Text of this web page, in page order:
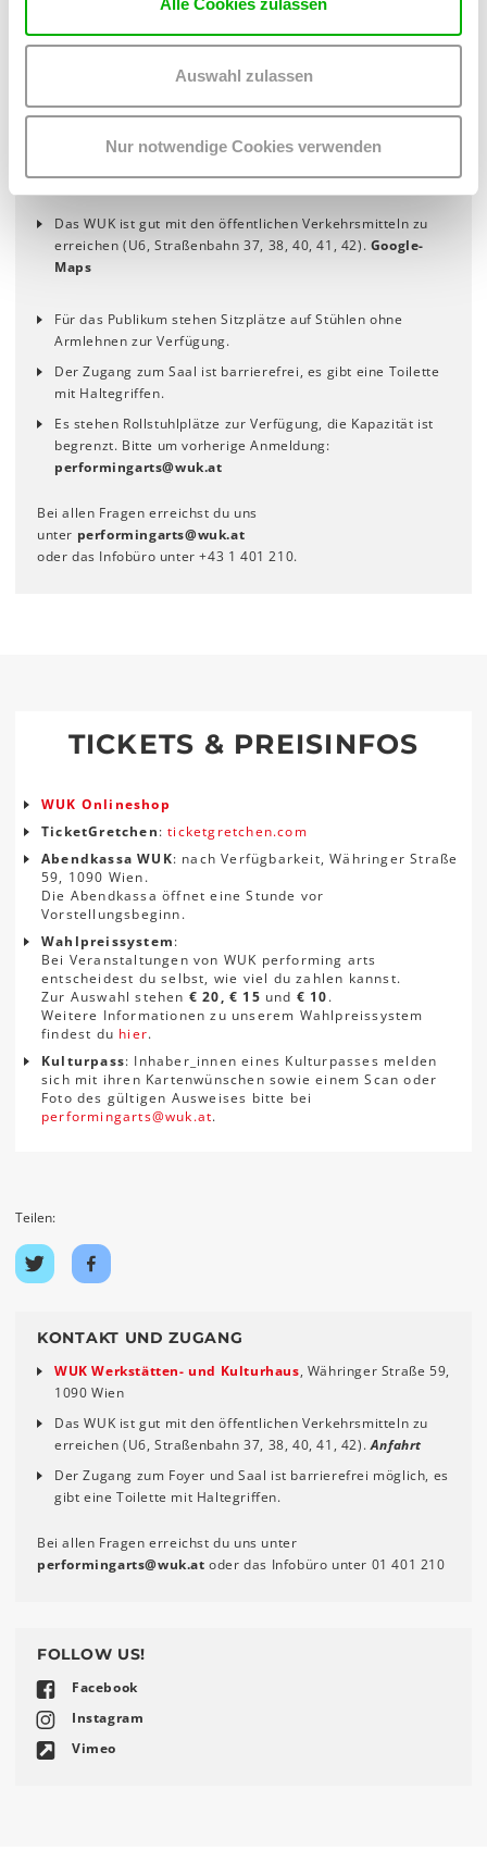
Alle Cookies zulassen
Auswahl zulassen
Nur notwendige Cookies verwenden
HINWEISE
Die Vorstellungen sind in deutscher Sprache.
Das WUK ist gut mit den öffentlichen Verkehrsmitteln zu
erreichen (U6, Straßenbahn 37, 38, 40, 41, 42). Google-
Maps
Für das Publikum stehen Sitzplätze auf Stühlen ohne
Armlehnen zur Verfügung.
Der Zugang zum Saal ist barrierefrei, es gibt eine Toilette
mit Haltegriffen.
Es stehen Rollstuhlplätze zur Verfügung, die Kapazität ist
begrenzt. Bitte um vorherige Anmeldung:
performingarts@wuk.at
Bei allen Fragen erreichst du uns
unter performingarts@wuk.at
oder das Infobüro unter +43 1 401 210.
TICKETS & PREISINFOS
WUK Onlineshop
TicketGretchen:ticketgretchen.com
Abendkassa WUK: nach Verfügbarkeit, Währinger Straße
59, 1090 Wien.
Die Abendkassa öffnet eine Stunde vor
Vorstellungsbeginn.
Wahlpreissystem:
Bei Veranstaltungen von WUK performing arts
entscheidest du selbst, wie viel du zahlen kannst.
Zur Auswahl stehen € 20, € 15 und € 10.
Weitere Informationen zu unserem Wahlpreissystem
findest du hier.
Kulturpass: Inhaber_innen eines Kulturpasses melden
sich mit ihren Kartenwünschen sowie einem Scan oder
Foto des gültigen Ausweises bitte bei
performingarts@wuk.at.
Teilen:
Auf
Twitter
Auf
Facebook
KONTAKT UND ZUGANG
WUK Werkstätten- und Kulturhaus, Währinger Straße 59,
1090 Wien
Das WUK ist gut mit den öffentlichen Verkehrsmitteln zu
erreichen (U6, Straßenbahn 37, 38, 40, 41, 42).Anfahrt
Der Zugang zum Foyer und Saal ist barrierefrei möglich, es
gibt eine Toilette mit Haltegriffen.
Bei allen Fragen erreichst du uns unter
performingarts@wuk.at oder das Infobüro unter 01 401 210
FOLLOW US!
Facebook
Instagram
Vimeo